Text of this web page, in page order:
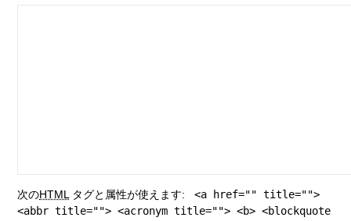
次のHTML タグと属性が使えます:
<a href="" title="">
<abbr title=""> <acronym title=""> <b> <blockquote